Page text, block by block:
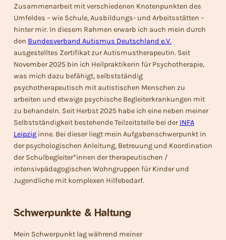
Zusammenarbeit mit verschiedenen Knotenpunkten des
Umfeldes – wie Schule, Ausbildungs- und Arbeitsstätten –
hinter mir. In diesem Rahmen erwarb ich auch mein durch
den Bundesverband Autismus Deutschland e.V.
ausgestelltes Zertifikat zur Autismustherapeutin. Seit
November 2025 bin ich Heilpraktikerin für Psychotherapie,
was mich dazu befähigt, selbstständig
psychotherapeutisch mit autistischen Menschen zu
arbeiten und etwaige psychische Begleiterkrankungen mit
zu behandeln. Seit Herbst 2025 habe ich eine neben meiner
Selbstständigkeit bestehende Teilzeitstelle bei derINFA
Leipziginne. Bei dieser liegt mein Aufgabenschwerpunkt in
der psychologischen Anleitung, Betreuung und Koordination
der Schulbegleiter*innen der therapeutischen /
intensivpädagogischen Wohngruppen für Kinder und
Jugendliche mit komplexen Hilfebedarf.
Schwerpunkte & Haltung
Mein Schwerpunkt lag während meiner